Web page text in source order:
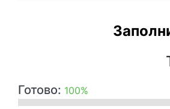
Готово: 100%